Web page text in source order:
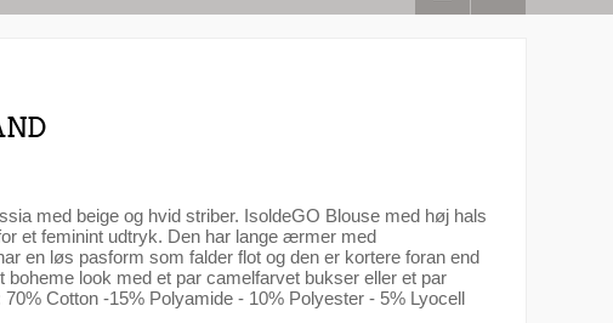
med beige og hvid striber. IsoldeGO Blouse med høj hals
et feminint udtryk. Den har lange ærmer med
en løs pasform som falder flot og den er kortere foran end
look med et par camelfarvet bukser eller et par
Cotton -15% Polyamide - 10% Polyester - 5% Lyocell